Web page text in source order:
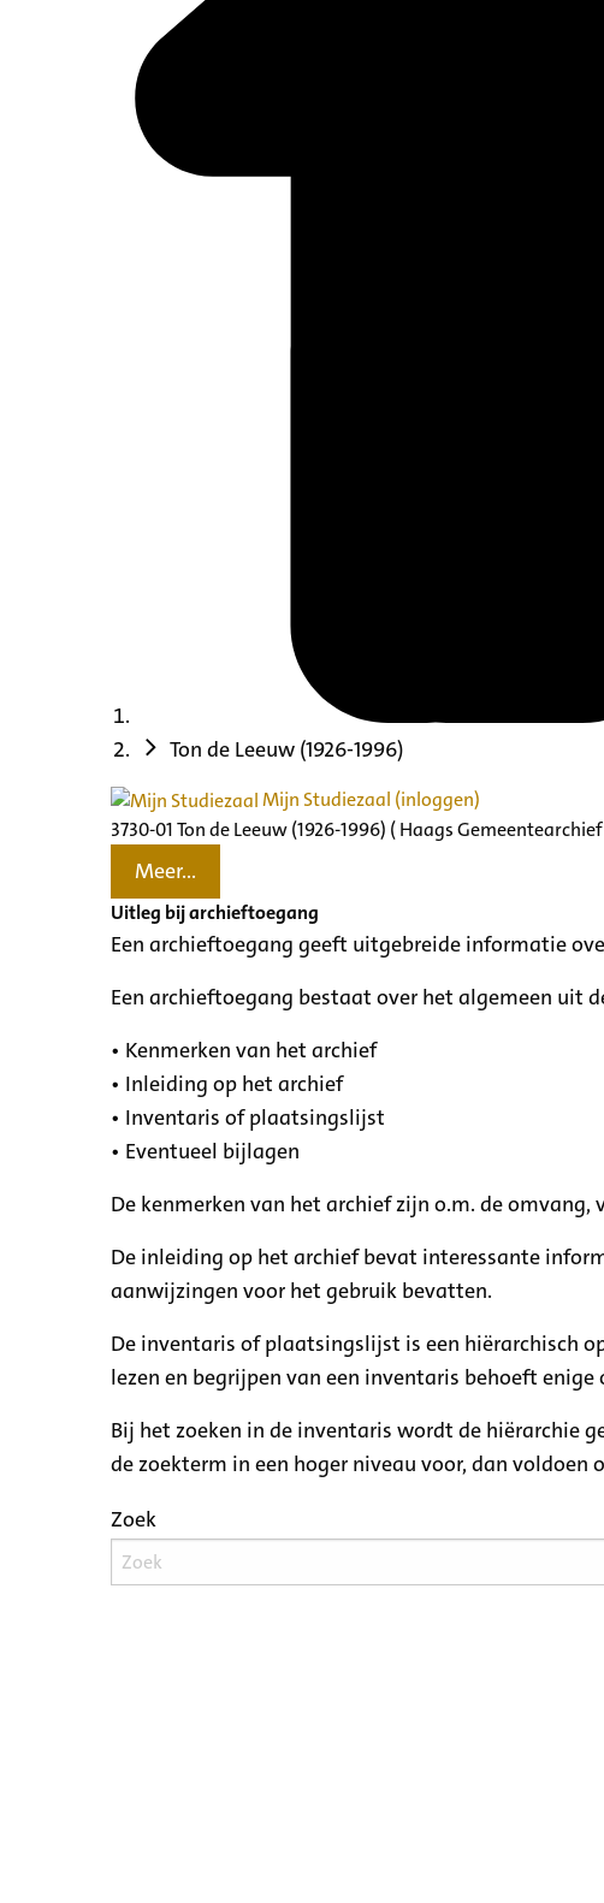
Ton de Leeuw (1926-1996)
Mijn Studiezaal (inloggen)
3730-01 Ton de Leeuw (1926-1996) ( Haags
Meer...
Uitleg bij archieftoegang
Een archieftoegang geeft uitgebreide informatie
Een archieftoegang bestaat over het algemeen uit
• Kenmerken van het archief
• Inleiding op het archief
• Inventaris of plaatsingslijst
• Eventueel bijlagen
De kenmerken van het archief zijn o.m. de
De inleiding op het archief bevat interessante
aanwijzingen voor het gebruik bevatten.
De inventaris of plaatsingslijst is een hiërarchisch
lezen en begrijpen van een inventaris behoeft enige
Bij het zoeken in de inventaris wordt de hiërarchie
de zoekterm in een hoger niveau voor, dan voldoen
Zoek